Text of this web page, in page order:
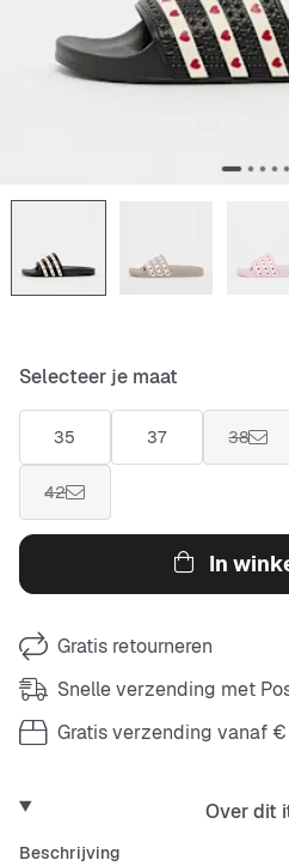
Selecteer je maat
35 37 38
42
In
Gratis retourneren
Snelle verzending met
Gratis verzending vanaf
Over dit
Beschrijving